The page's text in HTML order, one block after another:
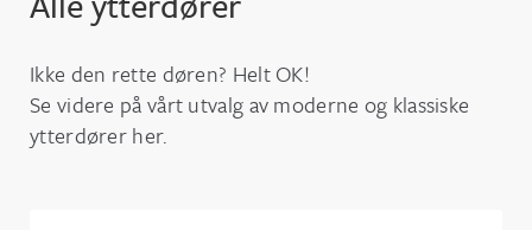
Ikke den rette døren? Helt OK!
Se videre på vårt utvalg av moderne og klassiske
ytterdører her.